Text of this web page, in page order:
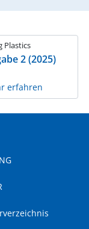
Plastics
2 (2025)
erfahren